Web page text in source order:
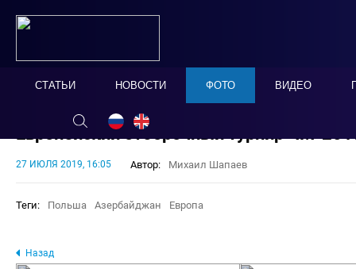
СТАТЬИ НОВОСТИ ФОТО ВИДЕО
Европейский отборочный турнир ЧМ-
27 ИЮЛЯ 2019, 16:05 Автор: Михаил Шапаев
Теги: Польша Азербайджан Европа
Назад